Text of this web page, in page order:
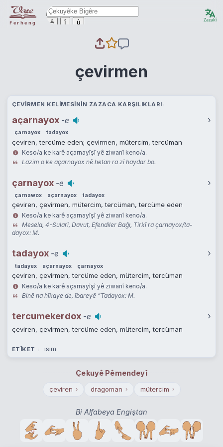
Ferheng ê î û Zazakî
çevirmen
ÇEVIRMEN KELIMESININ ZAZACA KARŞILIKLARI
açarnayox -e ›
çarnayox tadayox
çeviren, tercüme eden; çevirmen, mütercim, tercüman
Keso/a ke karê açarnayîşî yê ziwanî keno/a.
Lazim o ke açarnayox nê hetan ra zî haydar bo.
çarnayox -e ›
çarnawox açarnayox tadayox
çeviren, çevirmen, mütercim, tercüman, tercüme eden
Keso/a ke karê açarnayîşî yê ziwanî keno/a.
Mesela, 4-Sularî, Davut, Efendiler Bağı, Tirkî ra çarnayox/ta-
dayox: M.
tadayox -e ›
tadayex açarnayox çarnayox
çeviren, çevirmen, tercüme eden, mütercim, tercüman
Keso/a ke karê açarnayîşî yê ziwanî keno/a.
Binê na hîkaye de, îbareyê “Tadayox: M.
tercumekerdox -e ›
çeviren, çevirmen, tercüme eden, mütercim, tercüman
ETÎKET isim
Çekuyê Pêmendeyî
çeviren › dragoman › mütercim ›
Bi Alfabeya Engiştan